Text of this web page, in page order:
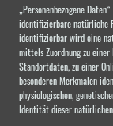
„Personenbezogene
identifizierbare natürliche
identifizierbar wird eine
mittels Zuordnung zu einer
Standortdaten, zu einer
besonderen Merkmalen
physiologischen,
Identität dieser